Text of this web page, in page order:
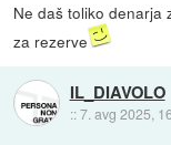
Ne daš toliko denarja
za rezerve
IL_DIAVOLO
::7. avg 2025,